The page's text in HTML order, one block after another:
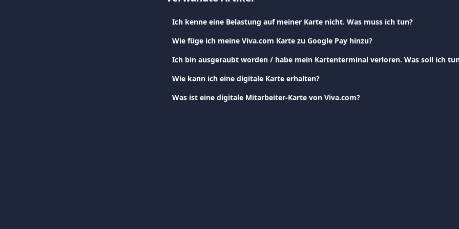
Ich kenne eine Belastung auf meiner Karte nicht. Was muss ich tun?
Wie füge ich meine Viva.com Karte zu Google Pay hinzu?
Ich bin ausgeraubt worden / habe mein Kartenterminal verloren. Was soll ich
Wie kann ich eine digitale Karte erhalten?
Was ist eine digitale Mitarbeiter-Karte von Viva.com?